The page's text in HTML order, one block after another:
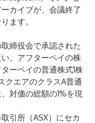
カイブが、会議終了
ます。
締役会で承認された
、アフターペイの株
ーペイの普通株式1株
クエアのクラスA普通
対価の総額の1%を現
引所（ASX）にセカ